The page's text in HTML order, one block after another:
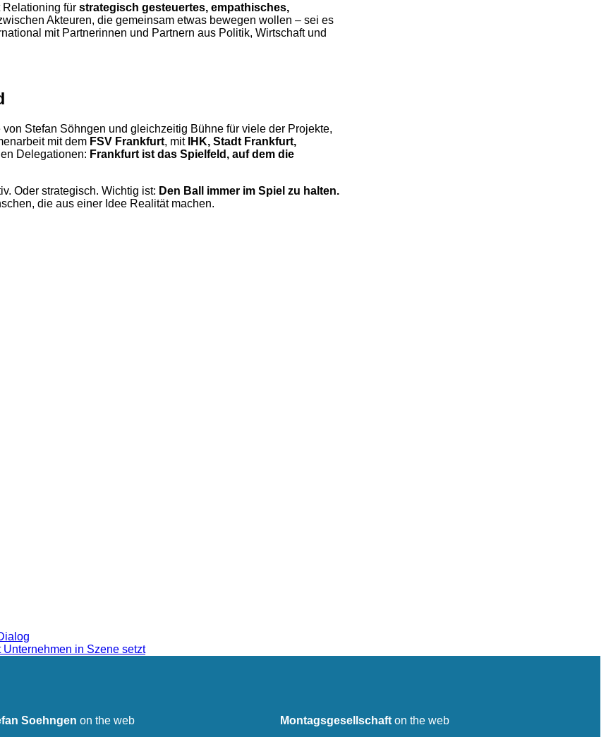
Relationing für strategisch gesteuertes, empathisches,
Akteuren, die gemeinsam etwas bewegen wollen – sei es
mit Partnerinnen und Partnern aus Politik, Wirtschaft und
Stefan Söhngen und gleichzeitig Bühne für viele der Projekte,
mit dem FSV Frankfurt, mit IHK, Stadt Frankfurt,
Delegationen: Frankfurt ist das Spielfeld, auf dem die
Oder strategisch. Wichtig ist: Den Ball immer im Spiel zu halten.
die aus einer Idee Realität machen.
in Szene setzt
Soehngen on the web Montagsgesellschafton the web